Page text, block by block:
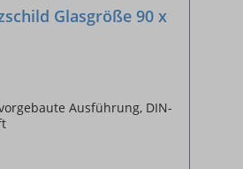
Glasgröße 90 x
Ausführung, DIN-